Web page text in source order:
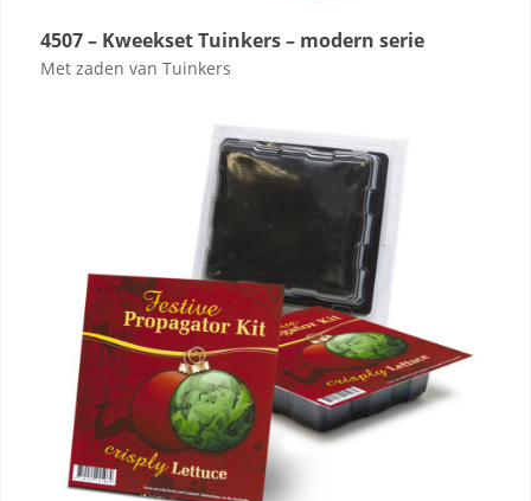
4507 – Kweekset Tuinkers – modern serie
Met zaden van Tuinkers